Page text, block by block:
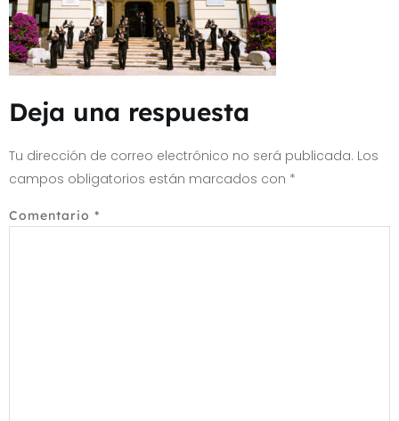
Deja una respuesta
Tu dirección de correo electrónico no será publicada. Los
campos obligatorios están marcados con *
Comentario *